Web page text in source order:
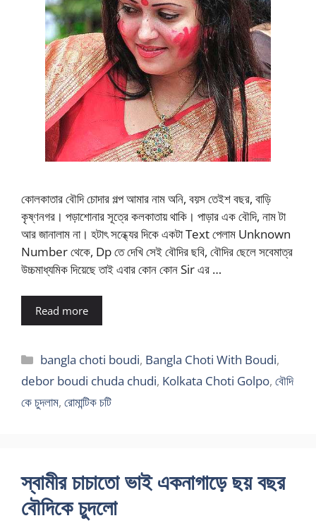
কোলকাতার বৌদি চোদার গল্প আমার নাম অনি, বয়স তেইশ বছর, বাড়ি
কৃষ্ণনগর। পড়াশোনার সূত্রে কলকাতায় থাকি। পাড়ার এক বৌদি, নাম টা
আর জানালাম না। হটাৎ সন্ধ্যের দিকে একটা Text পেলাম Unknown
Number থেকে, Dp তে দেখি সেই বৌদির ছবি, বৌদির ছেলে সবেমাত্র
উচ্চমাধ্যমিক দিয়েছে তাই এবার কোন কোন Sir এর …
Read more
Categories
bangla choti boudi, Bangla Choti With Boudi,
debor boudi chuda chudi, Kolkata Choti Golpo, বৌদি
কে চুদলাম, রোমান্টিক চটি
স্বামীর চাচাতো ভাই একনাগাড়ে ছয় বছর
বৌদিকে চুদলো